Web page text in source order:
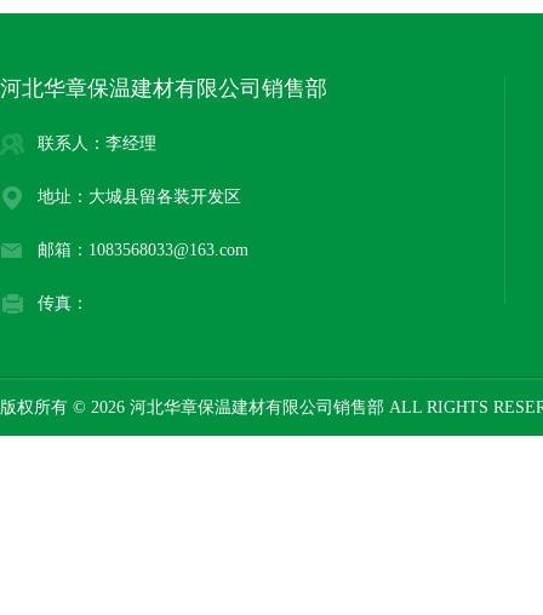
河北华章保温建材有限公司销售部
联系人：李经理
地址：大城县留各装开发区
邮箱：1083568033@163.com
传真：
版权所有 © 2026 河北华章保温建材有限公司销售部 ALL RIGHTS